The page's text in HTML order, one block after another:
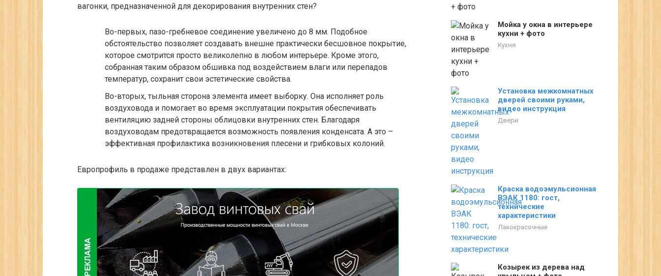
вагонки, предназначенной для декорирования внутренних стен?
Во-первых, пазо-гребневое соединение увеличено до 8 мм. Подобное
обстоятельство позволяет создавать внешне практически бесшовное покрытие,
которое смотрится просто великолепно в любом интерьере. Кроме этого,
собранная таким образом обшивка под воздействием влаги или перепадов
температур, сохранит свои эстетические свойства.
Во-вторых, тыльная сторона элемента имеет выборку. Она исполняет роль
воздуховода и помогает во время эксплуатации покрытия обеспечивать
вентиляцию задней стороны облицовки внутренних стен. Благодаря
воздуховодам предотвращается возможность появления конденсата. А это –
эффективная профилактика возникновения плесени и грибковых колоний.
Европрофиль в продаже представлен в двух вариантах:
Мойка у окна в интерьере
кухни + фото
Кухня
Установка межкомнатных
дверей своими руками,
видео инструкция
Двери
Краска водоэмульсионная
ВЭАК 1180: гост,
технические
характеристики
Лакокрасочные
Козырек из дерева над